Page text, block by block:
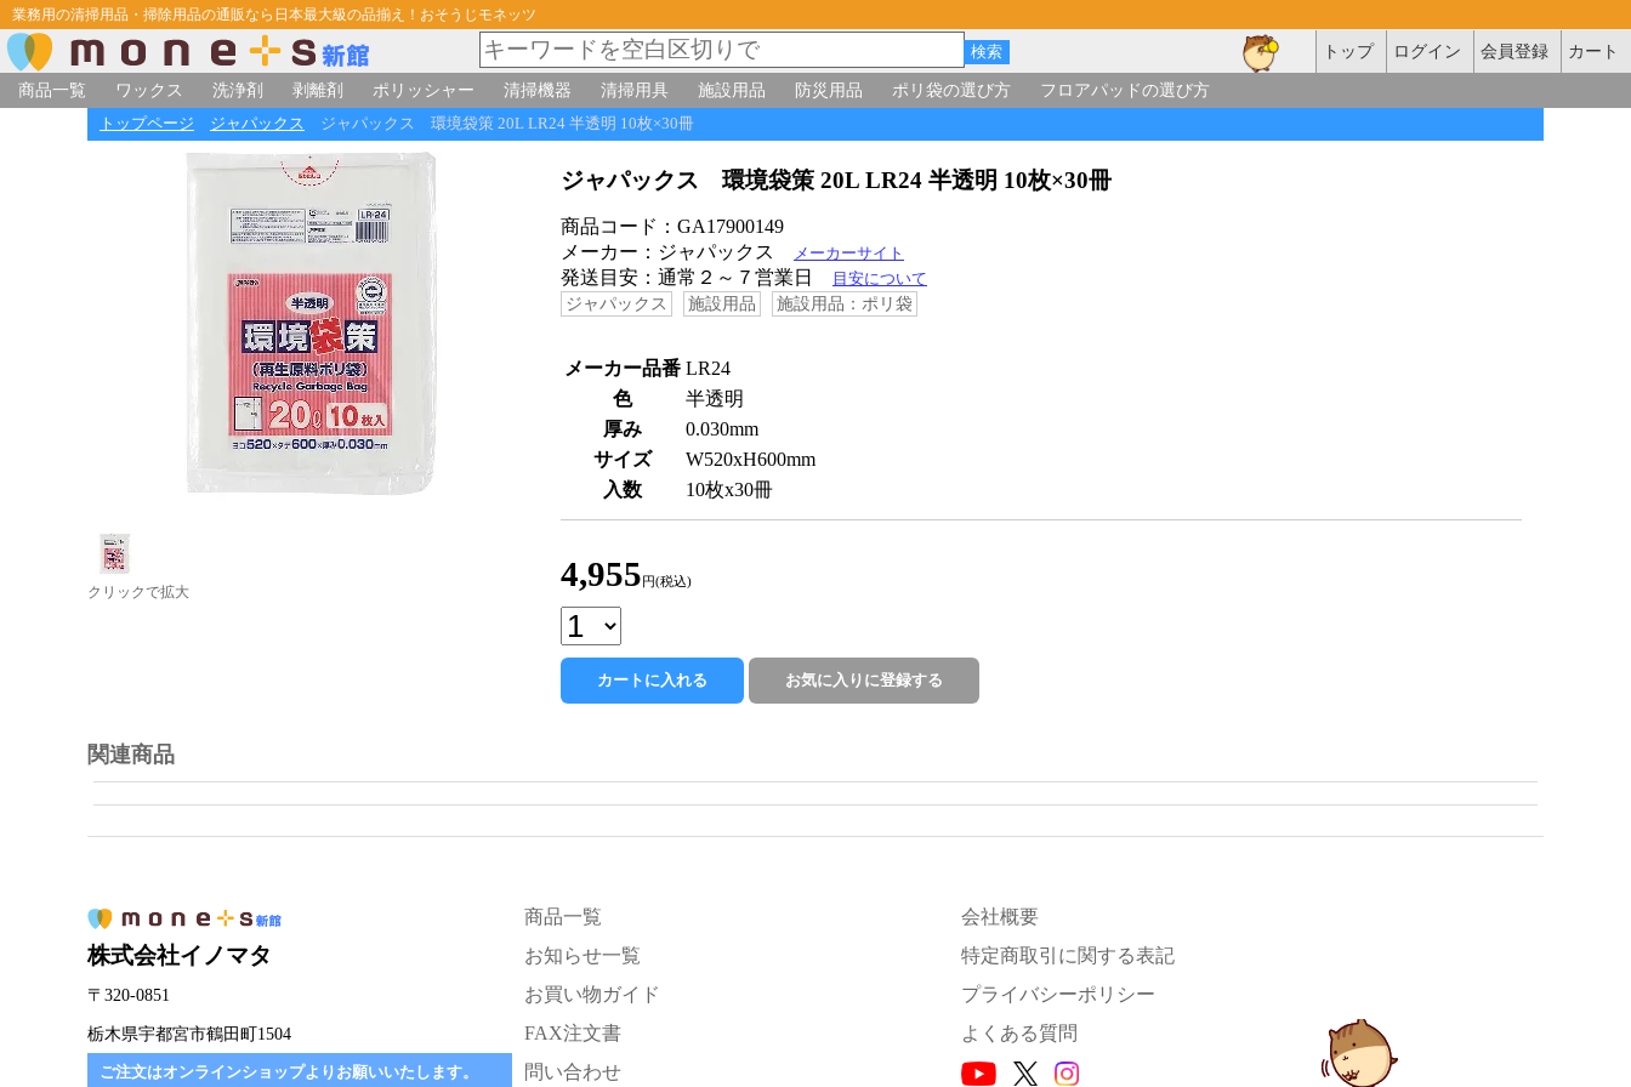
業務用の清掃用品・掃除用品の通販なら日本最大級の品揃え！おそうじモネッツ
トップ ログイン 会員登録
カート
商品一覧
ワックス 洗浄剤 剥離剤 ポリッシャー 清掃機器 清掃用具 施設用品 防災用品 ポリ袋の選び方 フロアパッドの選び方
トップページ ジャパックス ジャパックス 環境袋策 20L LR24 半透明 10枚×30冊
クリックで拡大
ジャパックス 環境袋策 20L LR24 半透明 10枚×30冊
商品コード：GA17900149
メーカー：ジャパックス
メーカーサイト
発送目安：通常２～７営業日 目安について
ジャパックス 施設用品 施設用品：ポリ袋
メーカー品番 LR24
色
半透明
厚み
0.030mm
サイズ
W520xH600mm
入数
10枚x30冊
4,955 円(税込)
関連商品
株式会社イノマタ
〒320-0851
栃木県宇都宮市鶴田町1504
ご注文はオンラインショップよりお願いいたします。
商品一覧
お知らせ一覧
お買い物ガイド
FAX注文書
問い合わせ
会社概要
特定商取引に関する表記
プライバシーポリシー
よくある質問